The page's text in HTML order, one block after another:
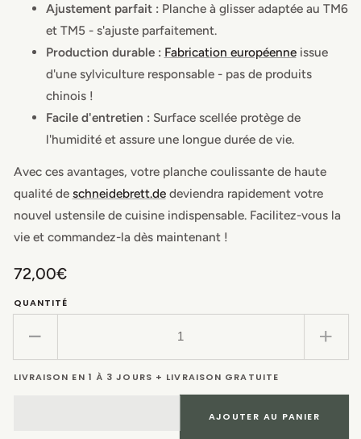
Ajustement parfait :Planche à glisser adaptée au TM6
et TM5 - s'ajuste parfaitement.
Production durable : Fabrication européenneissue
d'une sylviculture responsable - pas de produits
chinois !
Facile d'entretien :Surface scellée protège de
l'humidité et assure une longue durée de vie.
Avec ces avantages, votre planche coulissante de haute
qualité de schneidebrett.dedeviendra rapidement votre
nouvel ustensile de cuisine indispensable. Facilitez-vous la
vie et commandez-la dès maintenant !
Prix
habituel
72,00€
QUANTITÉ
la
quantité
la
de
LIVRAISON EN 1 À 3 JOURS + LIVRAISON GRATUITE
AJOUTER AU PANIER